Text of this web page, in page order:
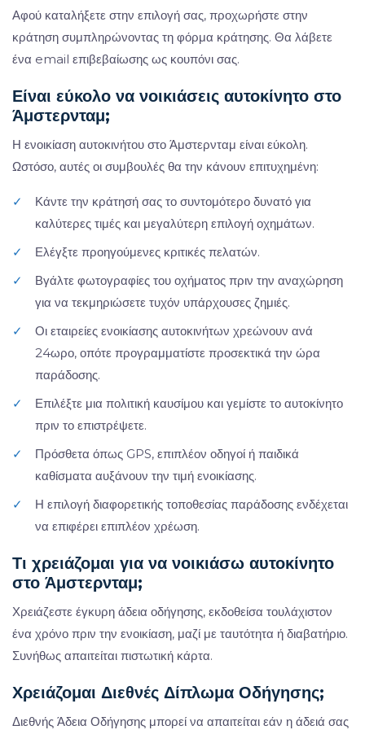
Αφού καταλήξετε στην επιλογή σας, προχωρήστε στην
κράτηση συμπληρώνοντας τη φόρμα κράτησης. Θα λάβετε
ένα email επιβεβαίωσης ως κουπόνι σας.
Είναι εύκολο να νοικιάσεις αυτοκίνητο στο
Άμστερνταμ;
Η ενοικίαση αυτοκινήτου στο Άμστερνταμ είναι εύκολη.
Ωστόσο, αυτές οι συμβουλές θα την κάνουν επιτυχημένη:
✓
Κάντε την κράτησή σας το συντομότερο δυνατό για
καλύτερες τιμές και μεγαλύτερη επιλογή οχημάτων.
✓
Ελέγξτε προηγούμενες κριτικές πελατών.
✓
Βγάλτε φωτογραφίες του οχήματος πριν την αναχώρηση
για να τεκμηριώσετε τυχόν υπάρχουσες ζημιές.
✓
Οι εταιρείες ενοικίασης αυτοκινήτων χρεώνουν ανά
24ωρο, οπότε προγραμματίστε προσεκτικά την ώρα
παράδοσης.
✓
Επιλέξτε μια πολιτική καυσίμου και γεμίστε το αυτοκίνητο
πριν το επιστρέψετε.
✓
Πρόσθετα όπως GPS, επιπλέον οδηγοί ή παιδικά
καθίσματα αυξάνουν την τιμή ενοικίασης.
✓
Η επιλογή διαφορετικής τοποθεσίας παράδοσης ενδέχεται
να επιφέρει επιπλέον χρέωση.
Τι χρειάζομαι για να νοικιάσω αυτοκίνητο
στο Άμστερνταμ;
Χρειάζεστε έγκυρη άδεια οδήγησης, εκδοθείσα τουλάχιστον
ένα χρόνο πριν την ενοικίαση, μαζί με ταυτότητα ή διαβατήριο.
Συνήθως απαιτείται πιστωτική κάρτα.
Χρειάζομαι Διεθνές Δίπλωμα Οδήγησης;
Διεθνής Άδεια Οδήγησης μπορεί να απαιτείται εάν η άδειά σας